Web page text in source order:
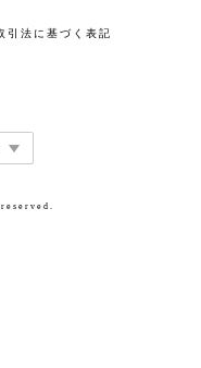
引法に基づく表記